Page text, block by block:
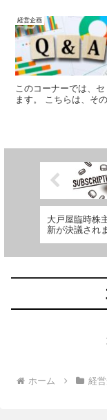
経営企画
このコーナーでは、
ます。 こちらは、そ
大戸屋臨時株
新が決議され
ホーム 経